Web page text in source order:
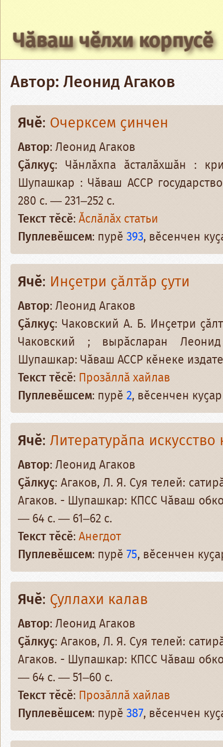
Чӑваш чӗлхи корпусӗ
Автор: Леонид Агаков
Ячӗ: Очерксем ҫинчен
Автор: Леонид Агаков
Ҫӑлкуҫ: Чӑнлӑхпа ӑсталӑхшӑн :
Шупашкар : Чӑваш АССР
280 с. — 231–252 с.
Текст тӗсӗ:Ӑслӑлӑх статьи
Пуплевӗшсем: пурӗ393, вӗсенчен
Ячӗ: Инҫетри ҫӑлтӑр ҫути
Автор: Леонид Агаков
Ҫӑлкуҫ: Чаковский А. Б. Инҫетри
Чаковский ; вырӑсларан
Шупашкар: Чӑваш АССР кӗнеке
Текст тӗсӗ: Прозӑллӑ хайлав
Пуплевӗшсем: пурӗ2, вӗсенчен
Ячӗ: Литературӑпа
Автор: Леонид Агаков
Ҫӑлкуҫ: Агаков, Л. Я. Суя телей:
Агаков. - Шупашкар: КПСС Чӑваш
— 64 с. — 61–62 с.
Текст тӗсӗ:Анегдот
Пуплевӗшсем: пурӗ75, вӗсенчен
Ячӗ: Ҫуллахи калав
Автор: Леонид Агаков
Ҫӑлкуҫ: Агаков, Л. Я. Суя телей:
Агаков. - Шупашкар: КПСС Чӑваш
— 64 с. — 51–60 с.
Текст тӗсӗ: Прозӑллӑ хайлав
Пуплевӗшсем: пурӗ387, вӗсенчен